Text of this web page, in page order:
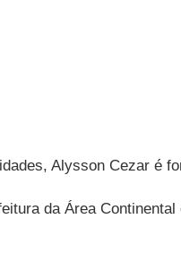
Alysson Cezar é
da Área